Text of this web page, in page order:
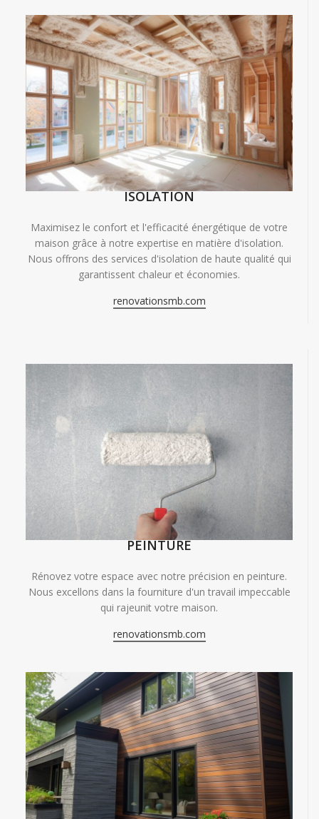
ISOLATION
Maximisez le confort et l'efficacité énergétique de votre
maison grâce à notre expertise en matière d'isolation.
Nous offrons des services d'isolation de haute qualité qui
garantissent chaleur et économies.
renovationsmb.com
PEINTURE
Rénovez votre espace avec notre précision en peinture.
Nous excellons dans la fourniture d'un travail impeccable
qui rajeunit votre maison.
renovationsmb.com